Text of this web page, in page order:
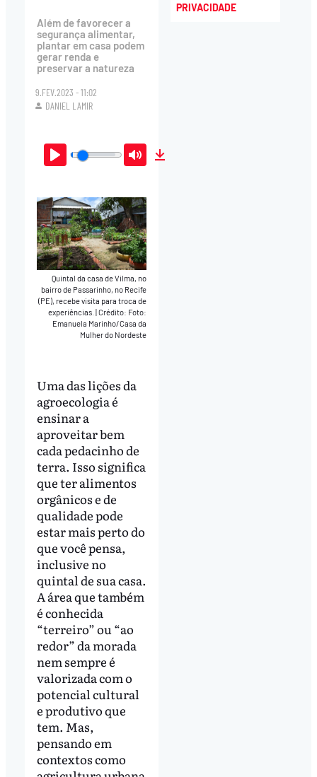
Além de favorecer a
segurança alimentar,
plantar em casa podem
gerar renda e
preservar a natureza
9.FEV.2023 - 11:02
DANIEL LAMIR
Play Mute
Quintal da casa de Vilma, no
bairro de Passarinho, no Recife
(PE), recebe visita para troca de
experiências.|Crédito: Foto:
Emanuela Marinho/Casa da
Mulher do Nordeste
Uma das lições da
agroecologia é
ensinar a
aproveitar bem
cada pedacinho de
terra. Isso significa
que ter alimentos
orgânicos e de
qualidade pode
estar mais perto do
que você pensa,
inclusive no
quintal de sua casa.
A área que também
é conhecida
“terreiro” ou “ao
redor” da morada
nem sempre é
valorizada com o
potencial cultural
e produtivo que
tem. Mas,
pensando em
contextos como
PRIVACIDADE